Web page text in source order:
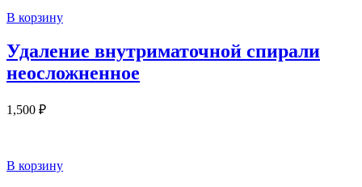
В корзину
Удаление внутриматочной спирали
неосложненное
1,500 ₽
В корзину